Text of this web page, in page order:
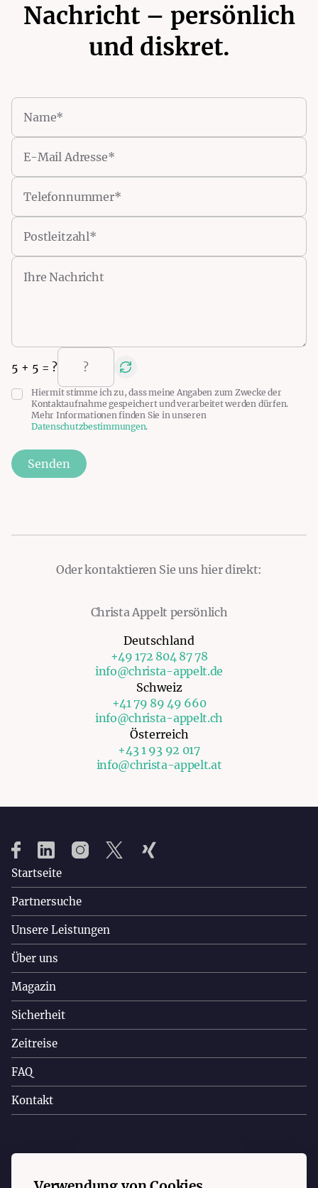
Nachricht – persönlich
und diskret.
5 + 5 = ?
Hiermit stimme ich zu, dass meine Angaben zum Zwecke der
Kontaktaufnahme gespeichert und verarbeitet werden dürfen.
Mehr Informationen finden Sie in unseren
Datenschutzbestimmungen.
Senden
Oder kontaktieren Sie uns hier direkt:
Christa Appelt persönlich
Deutschland
+49 172 804 87 78
info@christa-appelt.de
Schweiz
+41 79 89 49 660
info@christa-appelt.ch
Österreich
+43 1 93 92 017
info@christa-appelt.at
Startseite
Partnersuche
Unsere Leistungen
Über uns
Magazin
Sicherheit
Zeitreise
FAQ
Kontakt
Copyright © 2023 Christa Appelt. Alle Rechte vorbehalten.